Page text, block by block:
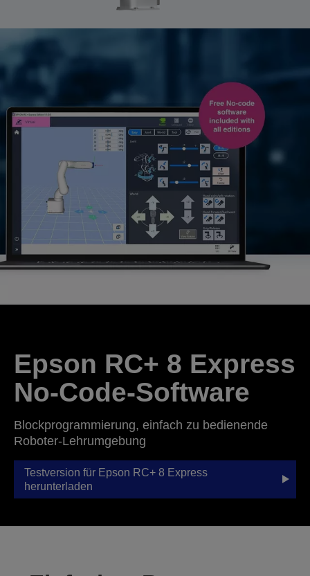
Epson RC+ 8 Express
No-Code-Software
Blockprogrammierung, einfach zu bedienende
Roboter-Lehrumgebung
Testversion für Epson RC+ 8 Express
herunterladen